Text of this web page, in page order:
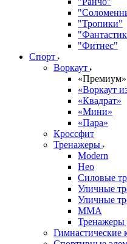
"Тропики"
"Фитнес"
Спорт
Воркаут
«Премиум»
«Воркаут
«Квадрат»
«Мини»
«Пара»
Кроссфит
Тренажеры
Modern
Нео
Силовые
Уличные
Уличные
ММА
Тренажеры
Гимнастические